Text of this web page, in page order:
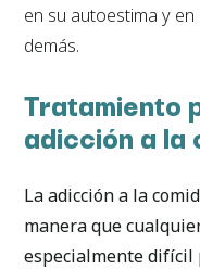
en su autoestima y
demás.
Tratamiento
adicción a la
La adicción a la
manera que
especialmente difícil